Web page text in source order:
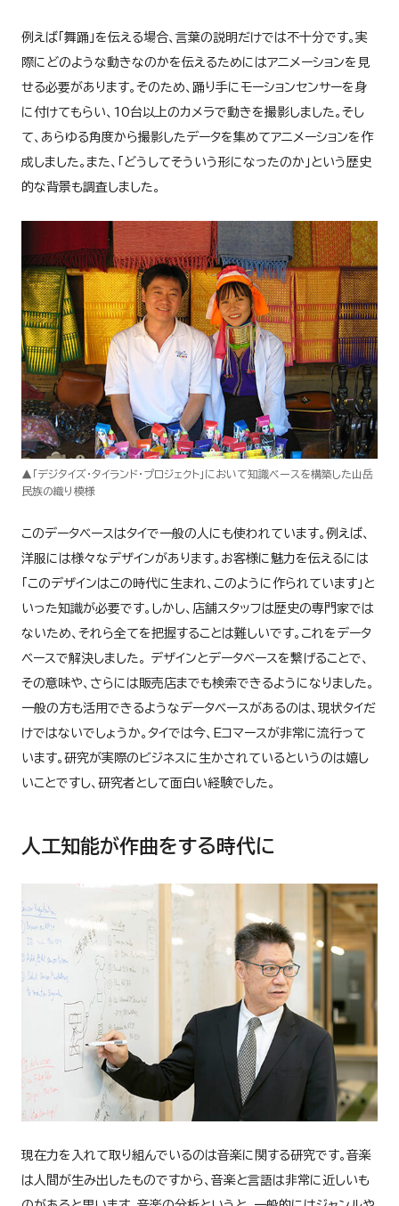
例えば「舞踊」を伝える場合、言葉の説明だけでは不十分です。実
際にどのような動きなのかを伝えるためにはアニメーションを見
せる必要があります。そのため、踊り手にモーションセンサーを身
に付けてもらい、10台以上のカメラで動きを撮影しました。そし
て、あらゆる角度から撮影したデータを集めてアニメーションを作
成しました。また、「どうしてそういう形になったのか」という歴史
的な背景も調査しました。
▲「デジタイズ・タイランド・プロジェクト」において知識ベースを構築した山岳
民族の織り模様
このデータベースはタイで一般の人にも使われています。例えば、
洋服には様々なデザインがあります。お客様に魅力を伝えるには
「このデザインはこの時代に生まれ、このように作られています」と
いった知識が必要です。しかし、店舗スタッフは歴史の専門家では
ないため、それら全てを把握することは難しいです。これをデータ
ベースで解決しました。 デザインとデータベースを繋げることで、
その意味や、さらには販売店までも検索できるようになりました。
一般の方も活用できるようなデータベースがあるのは、現状タイだ
けではないでしょうか。タイでは今、Eコマースが非常に流行って
います。研究が実際のビジネスに生かされているというのは嬉し
いことですし、研究者として面白い経験でした。
人工知能が作曲をする時代に
現在力を入れて取り組んでいるのは音楽に関する研究です。音楽
は人間が生み出したものですから、音楽と言語は非常に近しいも